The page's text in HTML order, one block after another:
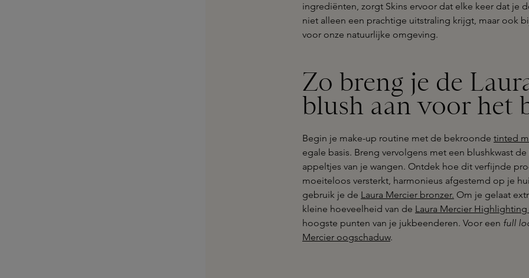
ingrediënten, zorgt Skins ervoor dat elke keer dat je
niet alleen een prachtige uitstraling krijgt, maar ook
voor onze natuurlijke omgeving.
Zo breng je de
blush aan voor het
Begin je make-up routine met de bekroonde tinted
egale basis. Breng vervolgens met een blushkwast de
appeltjes van je wangen. Ontdek hoe dit verfijnde
moeiteloos versterkt, harmonieus afgestemd op je
gebruik je de Laura Mercier bronzer. Om je gelaat
kleine hoeveelheid van de Laura Mercier Highlighting
hoogste punten van je jukbeenderen. Voor een full
Mercier oogschaduw.